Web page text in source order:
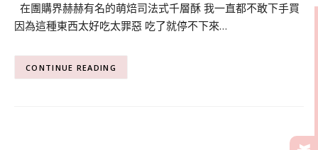
在團購界赫赫有名的萌焙司法式千層酥 我一直都不敢下手買
因為這種東西太好吃太罪惡 吃了就停不下來…
CONTINUE READING